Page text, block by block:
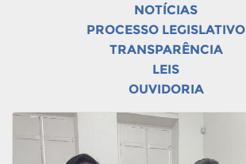
NOTÍCIAS
PROCESSO LEGISLATIVO
TRANSPARÊNCIA
LEIS
OUVIDORIA